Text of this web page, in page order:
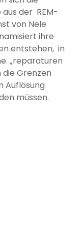
der REM-
von Nele
ihre
entstehen, in
„reparaturen
Grenzen
Auflösung
müssen.